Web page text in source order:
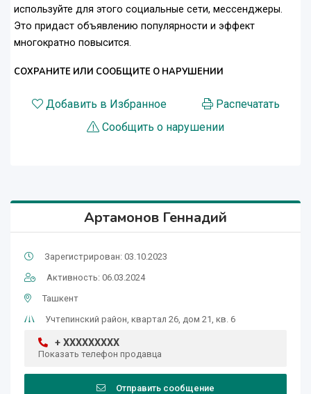
используйте для этого социальные сети, мессенджеры.
Это придаст объявлению популярности и эффект
многократно повысится.
СОХРАНИТЕ ИЛИ СООБЩИТЕ О НАРУШЕНИИ
Добавить в Избранное
Распечатать
Сообщить о нарушении
Артамонов Геннадий
Зарегистрирован: 03.10.2023
Активность: 06.03.2024
Ташкент
Учтепинский район, квартал 26, дом 21, кв. 6
+ XXXXXXXXX
Показать телефон продавца
Отправить сообщение